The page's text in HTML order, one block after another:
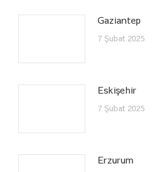
Gaziantep
7 Şubat 2025
Eskişehir
7 Şubat 2025
Erzurum